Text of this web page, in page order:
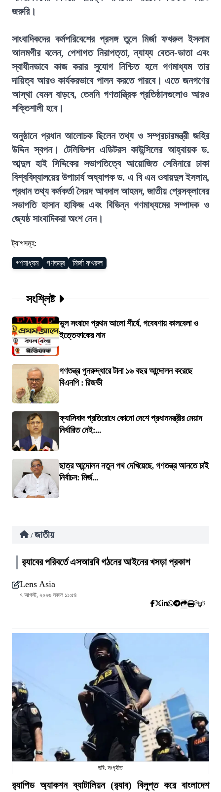
জরুরি।
সাংবাদিকদের কর্মপরিবেশের প্রসঙ্গ তুলে মির্জা ফখরুল ইসলাম
আলমগীর বলেন, পেশাগত নিরাপত্তা, ন্যায্য বেতন-ভাতা এবং
স্বাধীনভাবে কাজ করার সুযোগ নিশ্চিত হলে গণমাধ্যম তার
দায়িত্ব আরও কার্যকরভাবে পালন করতে পারবে। এতে জনগণের
আস্থা যেমন বাড়বে, তেমনি গণতান্ত্রিক প্রতিষ্ঠানগুলোও আরও
শক্তিশালী হবে।
অনুষ্ঠানে প্রধান আলোচক ছিলেন তথ্য ও সম্প্রচারমন্ত্রী জহির
উদ্দিন স্বপন। টেলিভিশন এডিটরস কাউন্সিলের আহ্বায়ক ড.
আব্দুল হাই সিদ্দিকের সভাপতিত্বে আয়োজিত সেমিনারে ঢাকা
বিশ্ববিদ্যালয়ের উপাচার্য অধ্যাপক ড. এ বি এম ওবায়দুল ইসলাম,
প্রধান তথ্য কর্মকর্তা সৈয়দ আবদাল আহমদ, জাতীয় প্রেসক্লাবের
সভাপতি হাসান হাফিজ এবং বিভিন্ন গণমাধ্যমের সম্পাদক ও
জ্যেষ্ঠ সাংবাদিকরা অংশ নেন।
ট্যাগসমূহ:
গণমাধ্যম গণতন্ত্র মির্জা ফখরুল
সংশ্লিষ্ট
ভুল সংবাদে প্রথম আলো শীর্ষে, গবেষণায় কালবেলা ও
ইত্তেফাকের নাম
গণতন্ত্র পুনরুদ্ধারে টানা ১৬ বছর আন্দোলন করেছে
বিএনপি : রিজভী
ফ্যাসিবাদ প্রতিরোধে কোনো দেশে প্রধানমন্ত্রীর মেয়াদ
নির্ধারিত নেই:...
ছাত্র আন্দোলন নতুন পথ দেখিয়েছে, গণতন্ত্র আনতে চাই
নির্বাচন: মির্জ...
/ জাতীয়
র‍্যাবের পরিবর্তে এসআরবি গঠনের আইনের খসড়া প্রকাশ
Lens Asia
৭ আগস্ট, ২০২৬ সকাল ১১:৫৪
প্রিন্ট
ছবি: সংগৃহীত
র‍্যাপিড অ্যাকশন ব্যাটালিয়ন (র‍্যাব) বিলুপ্ত করে বাংলাদেশ